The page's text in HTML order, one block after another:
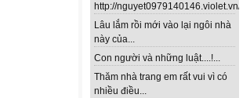
http://nguyet0979140146.violet.vn/...
Lâu lắm rồi mới vào lại ngôi nhà
này của...
Con người và những luật....!...
Thăm nhà trang em rất vui vì có
nhiều điều...